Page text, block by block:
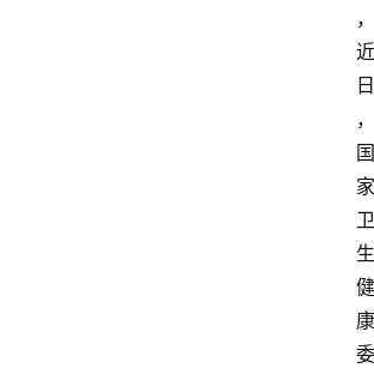
，
近
日
，
国
家
卫
生
健
康
委